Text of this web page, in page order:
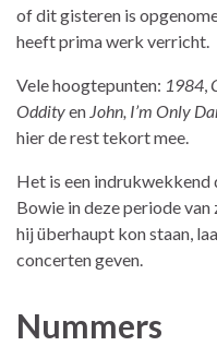
of dit gisteren is
heeft prima werk verricht.
Vele hoogtepunten: 1984
Oddityen John, I’m Only
hier de rest tekort mee.
Het is een indrukwekkend
Bowie in deze periode
hij überhaupt kon staan,
concerten geven.
Nummers